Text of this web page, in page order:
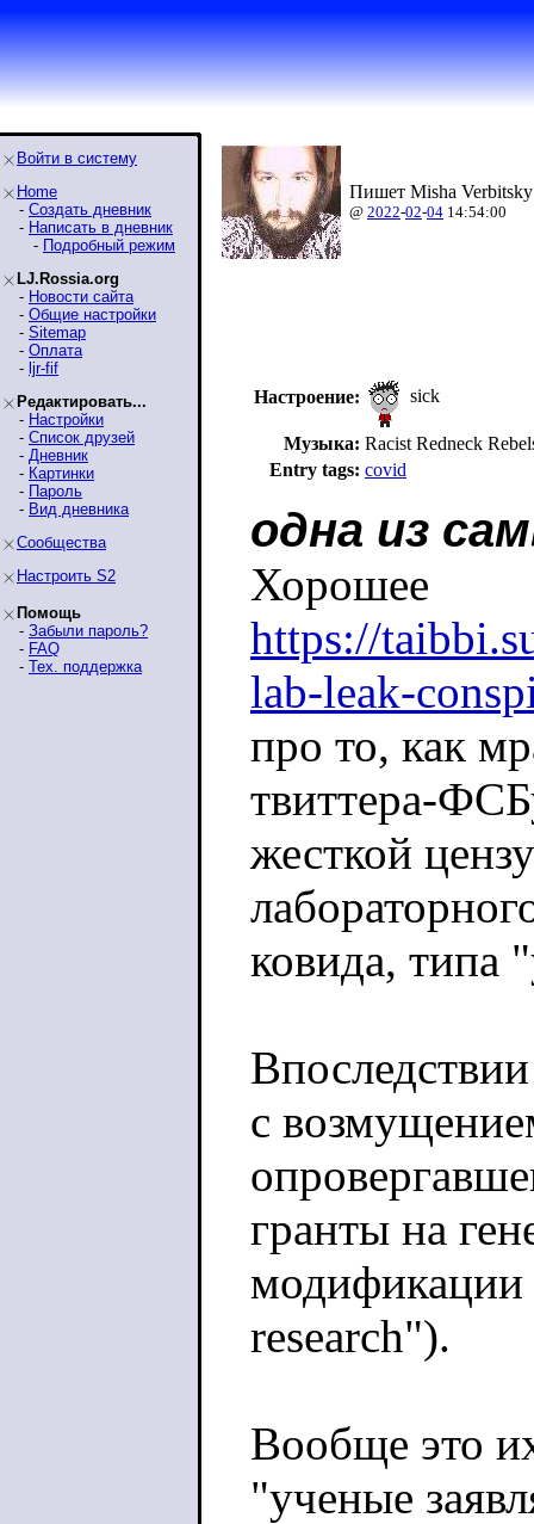
Войти в систему
Home
- Создать дневник
- Написать в дневник
- Подробный режим
LJ.Rossia.org
- Новости сайта
- Общие настройки
- Sitemap
- Оплата
- ljr-fif
Редактировать...
- Настройки
- Список друзей
- Дневник
- Картинки
- Пароль
- Вид дневника
Сообщества
Настроить S2
Помощь
- Забыли пароль?
- FAQ
- Тех. поддержка
Пишет Misha
@ 2022-02-04 14:54:00
Настроение: sick
Музыка: Racist Redneck
Entry tags: covid
одна из
Хорошее
https://
lab-leak-
про то, как
твиттера-
жесткой
ковида, типа
с
гранты на
research").
Вообще это
"ученые